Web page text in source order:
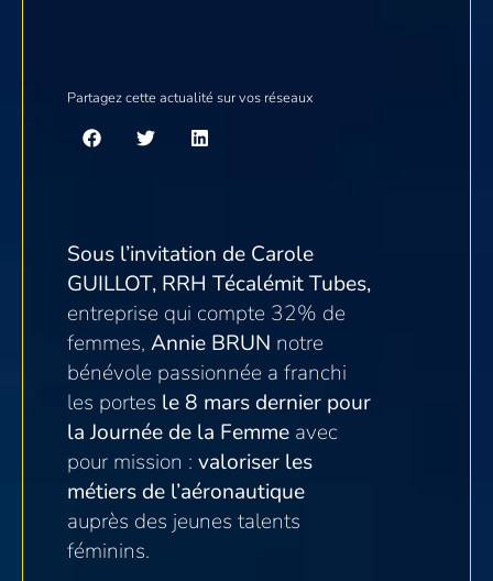
Partagez cette actualité sur vos réseaux
Sous l’invitation de Carole
GUILLOT, RRH Técalémit Tubes,
entreprise qui compte 32% de
femmes, Annie BRUN notre
bénévole passionnée a franchi
les portes le 8 mars dernier pour
la Journée de la Femme avec
pour mission : valoriser les
métiers de l’aéronautique
auprès des jeunes talents
féminins.